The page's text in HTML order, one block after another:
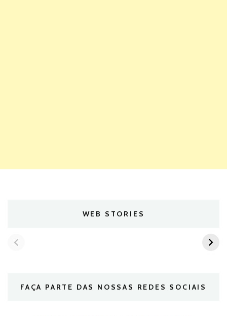
WEB STORIES
FAÇA PARTE DAS NOSSAS REDES SOCIAIS